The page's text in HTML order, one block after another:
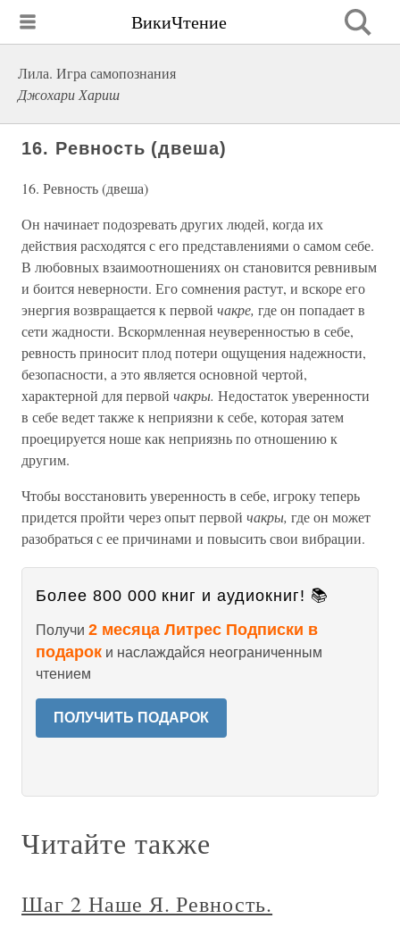
ВикиЧтение
Лила. Игра самопознания
Джохари Хариш
16. Ревность (двеша)
16. Ревность (двеша)
Он начинает подозревать других людей, когда их
действия расходятся с его представлениями о самом себе.
В любовных взаимоотношениях он становится ревнивым
и боится неверности. Его сомнения растут, и вскоре его
энергия возвращается к первой чакре, где он попадает в
сети жадности. Вскормленная неуверенностью в себе,
ревность приносит плод потери ощущения надежности,
безопасности, а это является основной чертой,
характерной для первой чакры. Недостаток уверенности
в себе ведет также к неприязни к себе, которая затем
проецируется ноше как неприязнь по отношению к
другим.
Чтобы восстановить уверенность в себе, игроку теперь
придется пройти через опыт первой чакры, где он может
разобраться с ее причинами и повысить свои вибрации.
Более 800 000 книг и аудиокниг! 📚
Получи 2 месяца Литрес Подписки в
подарок и наслаждайся неограниченным
чтением
ПОЛУЧИТЬ ПОДАРОК
Читайте также
Шаг 2 Наше Я. Ревность.